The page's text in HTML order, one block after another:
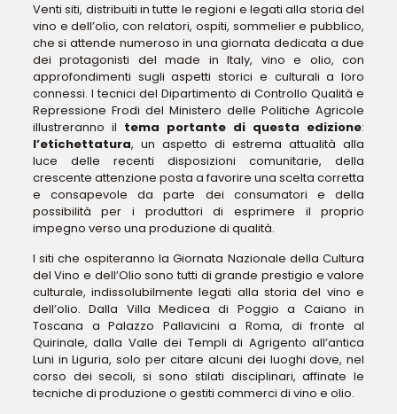
Venti siti, distribuiti in tutte le regioni e legati alla storia del
vino e dell’olio, con relatori, ospiti, sommelier e pubblico,
che si attende numeroso in una giornata dedicata a due
dei protagonisti del made in Italy, vino e olio, con
approfondimenti sugli aspetti storici e culturali a loro
connessi. I tecnici del Dipartimento di Controllo Qualità e
Repressione Frodi del Ministero delle Politiche Agricole
illustreranno il tema portante di questa edizione:
l’etichettatura, un aspetto di estrema attualità alla
luce delle recenti disposizioni comunitarie, della
crescente attenzione posta a favorire una scelta corretta
e consapevole da parte dei consumatori e della
possibilità per i produttori di esprimere il proprio
impegno verso una produzione di qualità.
I siti che ospiteranno la Giornata Nazionale della Cultura
del Vino e dell’Olio sono tutti di grande prestigio e valore
culturale, indissolubilmente legati alla storia del vino e
dell’olio. Dalla Villa Medicea di Poggio a Caiano in
Toscana a Palazzo Pallavicini a Roma, di fronte al
Quirinale, dalla Valle dei Templi di Agrigento all’antica
Luni in Liguria, solo per citare alcuni dei luoghi dove, nel
corso dei secoli, si sono stilati disciplinari, affinate le
tecniche di produzione o gestiti commerci di vino e olio.